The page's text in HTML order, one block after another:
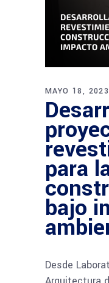
MAYO 18, 2023
para
bajo
Desde